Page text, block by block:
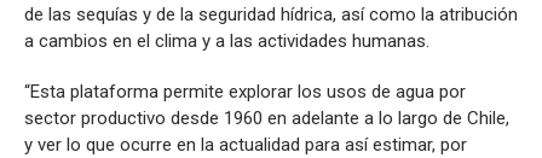
de las sequías y de la seguridad hídrica, así como la atribución
a cambios en el clima y a las actividades humanas.
“Esta plataforma permite explorar los usos de agua por
sector productivo desde 1960 en adelante a lo largo de Chile,
y ver lo que ocurre en la actualidad para así estimar, por